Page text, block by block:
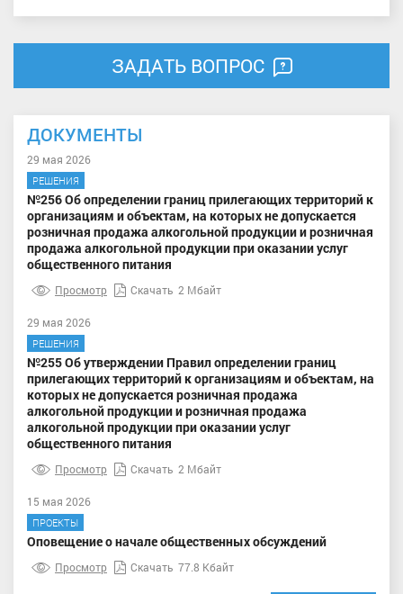
ЗАДАТЬ ВОПРОС
ДОКУМЕНТЫ
29 мая 2026
РЕШЕНИЯ
№256 Об определении границ прилегающих территорий к
организациям и объектам, на которых не допускается
розничная продажа алкогольной продукции и розничная
продажа алкогольной продукции при оказании услуг
общественного питания
Просмотр Скачать 2 Мбайт
29 мая 2026
РЕШЕНИЯ
№255 Об утверждении Правил определении границ
прилегающих территорий к организациям и объектам, на
которых не допускается розничная продажа
алкогольной продукции и розничная продажа
алкогольной продукции при оказании услуг
общественного питания
Просмотр Скачать 2 Мбайт
15 мая 2026
ПРОЕКТЫ
Оповещение о начале общественных обсуждений
Просмотр Скачать 77.8 Кбайт